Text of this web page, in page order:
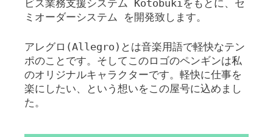
ビス業務支援システム Kotobukiをもとに、セ
ミオーダーシステム を開発致します。
アレグロ(Allegro)とは音楽用語で軽快なテン
ポのことです。そしてこのロゴのペンギンは私
のオリジナルキャラクターです。軽快に仕事を
楽にしたい、という想いをこの屋号に込めまし
た。